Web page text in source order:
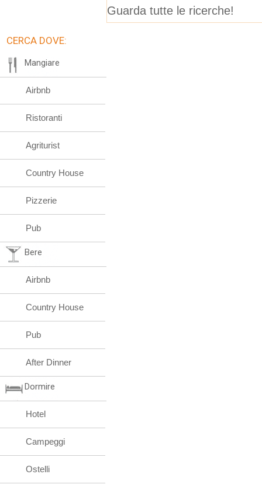
Guarda tutte le ricerche!
CERCA DOVE:
Mangiare
Airbnb
Ristoranti
Agriturist
Country House
Pizzerie
Pub
Bere
Airbnb
Country House
Pub
After Dinner
Dormire
Hotel
Campeggi
Ostelli